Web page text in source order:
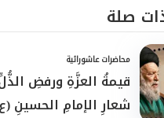
صلة
محاضرات عاشورائية
قيمةُ العزَّةِ ورفضِ
شعارِ الإمامِ الحسينِ